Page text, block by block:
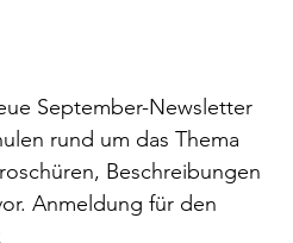
September-Newsletter
Beschreibungen
Anmeldung für den